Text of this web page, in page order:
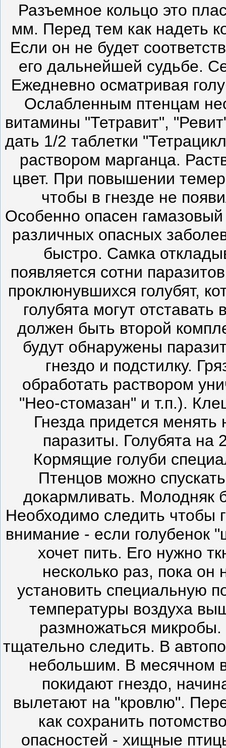
Разъемное кольцо это
мм. Перед тем как надеть
Если он не будет
его дальнейшей судьбе.
Ежедневно осматривая
Ослабленным птенцам
витамины "Тетравит",
дать 1/2 таблетки
раствором марганца.
цвет. При повышении
чтобы в гнезде не
Особенно опасен
различных опасных
быстро. Самка
появляется сотни
проклюнувшихся голубят,
голубята могут
должен быть второй
будут обнаружены
гнездо и подстилку.
обработать раствором
"Нео-стомазан" и т.п.).
Гнезда придется менять
паразиты. Голубята на
Кормящие голуби
Птенцов можно
докармливать. Молодняк
Необходимо следить чтобы
внимание - если голубенок
хочет пить. Его нужно
несколько раз, пока
установить специальную
температуры воздуха
размножаться
тщательно следить. В
небольшим. В месячном
покидают гнездо,
вылетают на "кровлю".
как сохранить
опасностей - хищные